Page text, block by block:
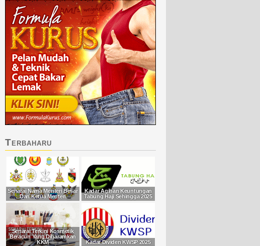
Terbaharu
Senarai Nama Menteri Besar
Dan Ketua Menteri
Kadar Agihan Keuntungan
Tabung Haji Sehingga 2025
Senarai Terkini Kosmetik
Beracun Yang Diharamkan
KKM
Kadar Dividen KWSP 2025